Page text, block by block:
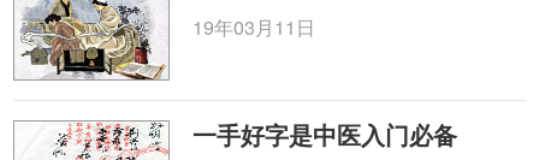
19年03月11日
一手好字是中医入门必备